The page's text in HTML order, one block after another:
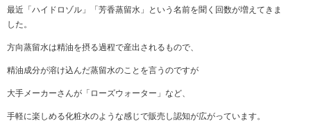
最近「ハイドロゾル」「芳香蒸留水」という名前を聞く回数が増えてきま
した。
方向蒸留水は精油を摂る過程で産出されるもので、
精油成分が溶け込んだ蒸留水のことを言うのですが
大手メーカーさんが「ローズウォーター」など、
手軽に楽しめる化粧水のような感じで販売し認知が広がっています。